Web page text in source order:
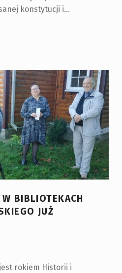
konstytucji i…
BIBLIOTEKACH
JUŻ
rokiem Historii i